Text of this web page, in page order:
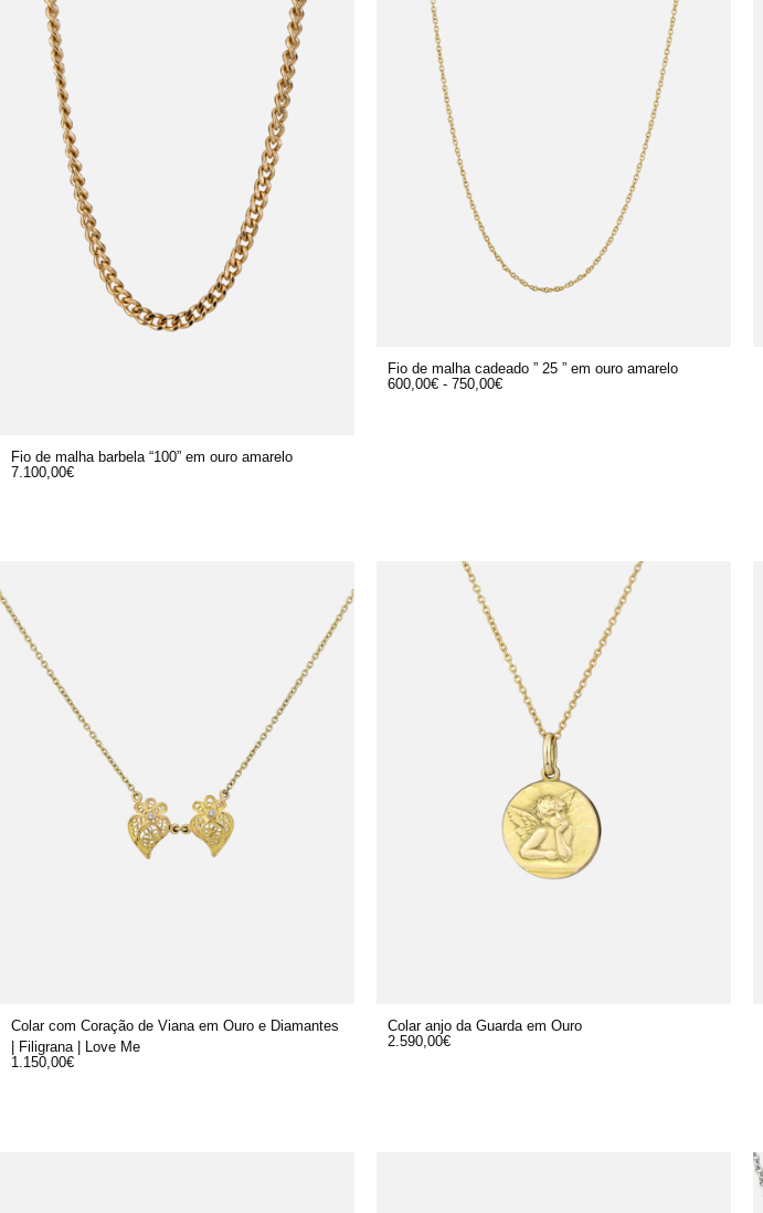
Fio de malha barbela “100” em ouro amarelo
7.100,00€
Fio de malha cadeado ” 25 ” em ouro amarelo
600,00€ - 750,00€
Colar com Coração de Viana em Ouro e Diamantes
| Filigrana | Love Me
1.150,00€
Colar anjo da Guarda em Ouro
2.590,00€